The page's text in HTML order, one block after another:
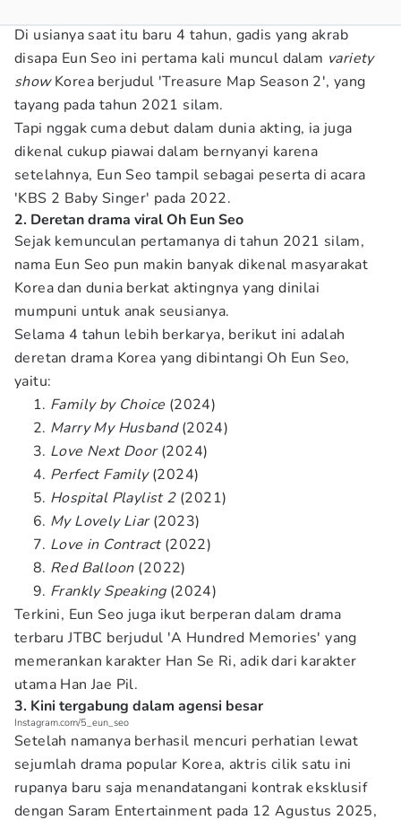
Di usianya saat itu baru 4 tahun, gadis yang akrab
disapa Eun Seo ini pertama kali muncul dalam variety
showKorea berjudul 'Treasure Map Season 2', yang
tayang pada tahun 2021 silam.
Tapi nggak cuma debut dalam dunia akting, ia juga
dikenal cukup piawai dalam bernyanyi karena
setelahnya, Eun Seo tampil sebagai peserta di acara
'KBS 2 Baby Singer' pada 2022.
2. Deretan drama viral Oh Eun Seo
Sejak kemunculan pertamanya di tahun 2021 silam,
nama Eun Seo pun makin banyak dikenal masyarakat
Korea dan dunia berkat aktingnya yang dinilai
mumpuni untuk anak seusianya.
Selama 4 tahun lebih berkarya, berikut ini adalah
deretan drama Korea yang dibintangi Oh Eun Seo,
yaitu:
Family by Choice (2024)
Marry My Husband(2024)
Love Next Door(2024)
Perfect Family(2024)
Hospital Playlist 2(2021)
My Lovely Liar(2023)
Love in Contract(2022)
Red Balloon(2022)
Frankly Speaking (2024)
Terkini, Eun Seo juga ikut berperan dalam drama
terbaru JTBC berjudul 'A Hundred Memories' yang
memerankan karakter Han Se Ri, adik dari karakter
utama Han Jae Pil.
3. Kini tergabung dalam agensi besar
Instagram.com/5_eun_seo
Setelah namanya berhasil mencuri perhatian lewat
sejumlah drama popular Korea, aktris cilik satu ini
rupanya baru saja menandatangani kontrak eksklusif
dengan Saram Entertainment pada 12 Agustus 2025,